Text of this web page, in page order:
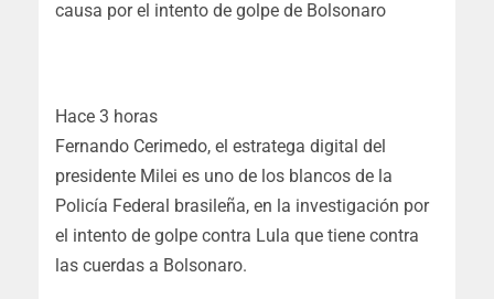
Hace 3 horas
Fernando Cerimedo, el estratega digital del
presidente Milei es uno de los blancos de la
Policía Federal brasileña, en la investigación por
el intento de golpe contra Lula que tiene contra
las cuerdas a Bolsonaro.